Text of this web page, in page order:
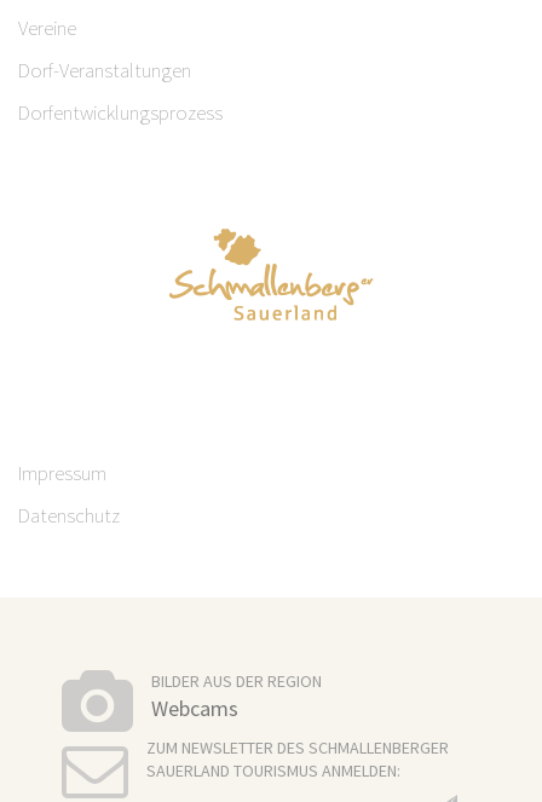
Vereine
Dorf-Veranstaltungen
Dorfentwicklungsprozess
Impressum
Datenschutz
BILDER AUS DER REGION
Webcams
ZUM NEWSLETTER DES SCHMALLENBERGER
SAUERLAND TOURISMUS ANMELDEN: